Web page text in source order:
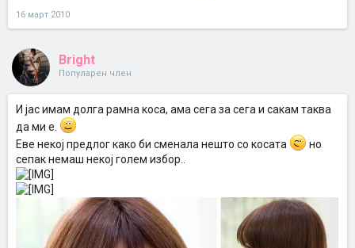
16 март 2010
Bright
Популарен член
И јас имам долга рамна коса, ама сега за сега и сакам таква
да ми е.
Еве некој предлог како би сменала нешто со косата
но
сепак немаш некој голем избор..